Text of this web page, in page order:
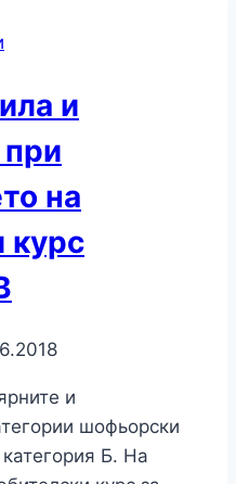
и
на
курс
и
шофьорски
категория Б. На